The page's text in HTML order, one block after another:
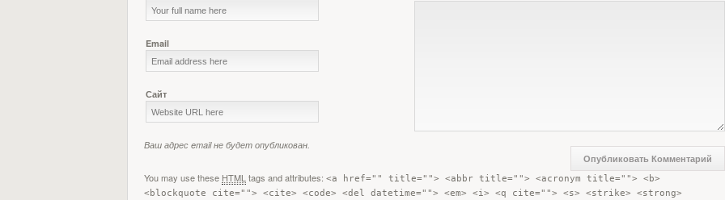
Email
Сайт
Ваш адрес email не будет опубликован.
You may use these HTML tags and attributes: <a href="" title=""> <abbr title=""> <acronym title=""> <b>
<blockquote cite=""> <cite> <code> <del datetime=""> <em> <i> <q cite=""> <s> <strike> <strong>